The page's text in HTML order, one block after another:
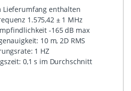
Lieferumfang enthalten
1.575,42 ± 1 MHz
-165 dB max
10 m, 2D RMS
1 HZ
0,1 s im Durchschnitt